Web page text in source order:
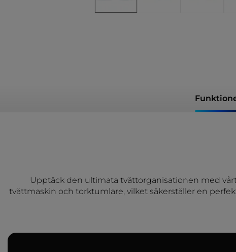
Upptäck den ultimata tvättorganisationen med
tvättmaskin och torktumlare, vilket säkerställer en